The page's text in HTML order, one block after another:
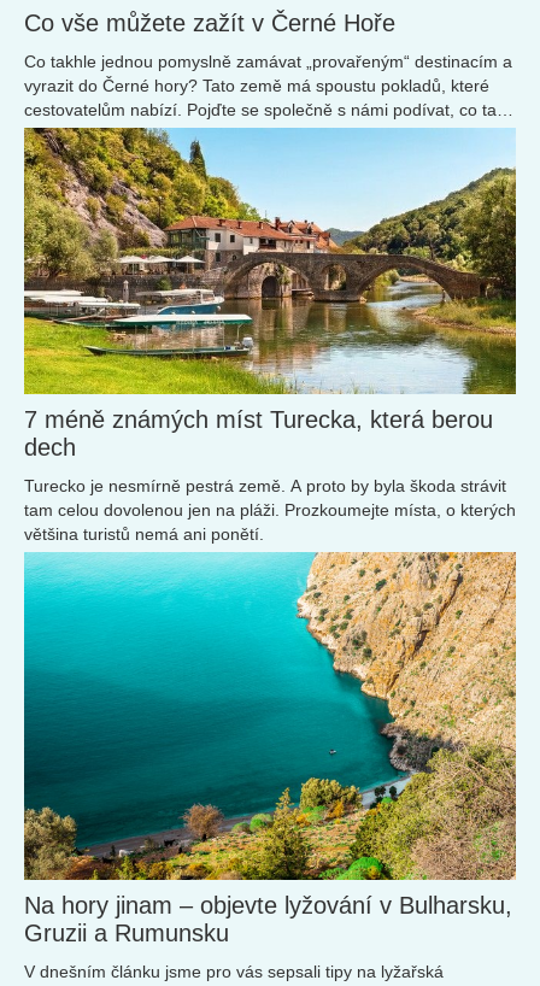
Co vše můžete zažít v Černé Hoře
Co takhle jednou pomyslně zamávat „provařeným“ destinacím a
vyrazit do Černé hory? Tato země má spoustu pokladů, které
cestovatelům nabízí. Pojďte se společně s námi podívat, co tam
stojí za to vidět.
7 méně známých míst Turecka, která berou
dech
Turecko je nesmírně pestrá země. A proto by byla škoda strávit
tam celou dovolenou jen na pláži. Prozkoumejte místa, o kterých
většina turistů nemá ani ponětí.
Na hory jinam – objevte lyžování v Bulharsku,
Gruzii a Rumunsku
V dnešním článku jsme pro vás sepsali tipy na lyžařská